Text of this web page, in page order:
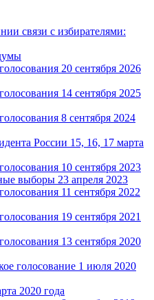
связи с избирателями:
20 сентября 2026
14 сентября 2025
8 сентября 2024
России 15, 16, 17 марта
10 сентября 2023
выборы 23 апреля 2023
11 сентября 2022
19 сентября 2021
13 сентября 2020
голосование 1 июля 2020
2020 года